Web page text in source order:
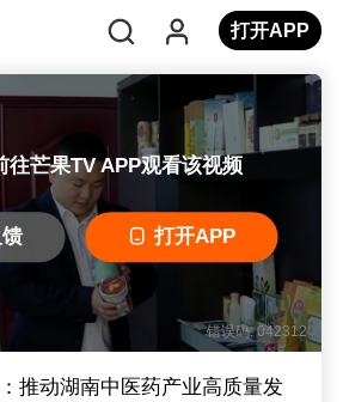
打开APP
往芒果TV APP观看该视频
打开APP
错误码: 042312
推动湖南中医药产业高质量发